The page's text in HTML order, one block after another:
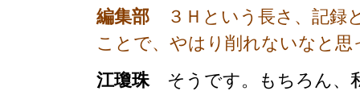
編集部 ３Ｈという長さ、記録
ことで、やはり削れないなと思
江瓊珠そうです。もちろん、